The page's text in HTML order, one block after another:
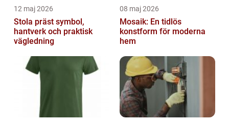
12 maj 2026
Stola präst symbol,
hantverk och praktisk
vägledning
08 maj 2026
Mosaik: En tidlös
konstform för moderna
hem